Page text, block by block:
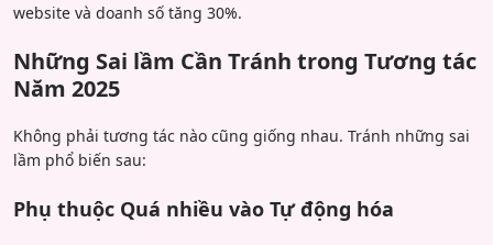
website và doanh số tăng 30%.
Những Sai lầm Cần Tránh trong Tương tác
Năm 2025
Không phải tương tác nào cũng giống nhau. Tránh những sai
lầm phổ biến sau:
Phụ thuộc Quá nhiều vào Tự động hóa